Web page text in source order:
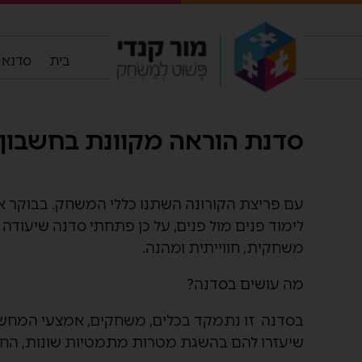
בית
סדנת הוראה מקוונת בחשבון
עם פריצת הקורונה השתנו כללי המשחק. בבוקר
לימוד פנים מול פנים, על כן פתחתי סדנה
משחקית, חווייתית ומהנה.
מה עושים בסדנה?
בסדנה זו נתמקד בכלים, משחקים, אמצעי
שיעזרו להם בהשגת מטרות מתמטיות שונות,